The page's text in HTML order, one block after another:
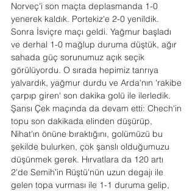
Norveç'i son maçta deplasmanda 1-0
yenerek kaldık. Portekiz'e 2-0 yenildik.
Sonra İsviçre maçı geldi. Yağmur başladı
ve derhal 1-0 mağlup duruma düştük, ağır
sahada güç sorunumuz açık seçik
görülüyordu. O sırada hepimiz tanrıya
yalvardık, yağmur durdu ve Arda'nın 'rakibe
çarpıp giren' son dakika golü ile ilerledik.
Şansı Çek maçında da devam etti: Chech'in
topu son dakikada elinden düşürüp,
Nihat'ın önüne bıraktığını, golümüzü bu
şekilde bulurken, çok şanslı olduğumuzu
düşünmek gerek. Hırvatlara da 120 artı
2'de Semih'in Rüştü'nün uzun degajı ile
gelen topa vurması ile 1-1 duruma gelip,